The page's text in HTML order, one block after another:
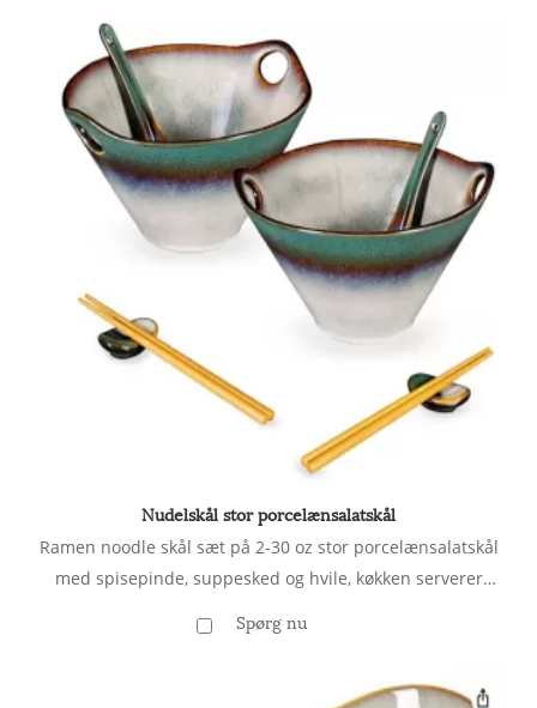
Nudelskål stor porcelænsalatskål
Ramen noodle skål sæt på 2-30 oz stor porcelænsalatskål
med spisepinde, suppesked og hvile, køkken serverer
Spørg nu